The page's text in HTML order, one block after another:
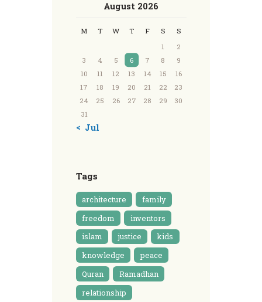
August 2026
M T W T F S
S
1
2
3
4 5 6 7 8
9
10
11 12 13 14 15
16
17
18 19 20 21 22
23
24
25 26 27 28 29
30
31
« Jul
Tags
architecture
family
freedom
inventors
islam
justice
kids
knowledge
peace
Quran
Ramadhan
relationship